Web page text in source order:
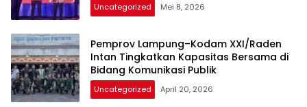
Uncategorized Mei 8, 2026
Pemprov Lampung–Kodam XXI/Raden
Intan Tingkatkan Kapasitas Bersama di
Bidang Komunikasi Publik
Uncategorized April 20, 2026